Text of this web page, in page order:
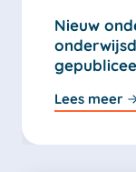
Nieuw
Lees meer